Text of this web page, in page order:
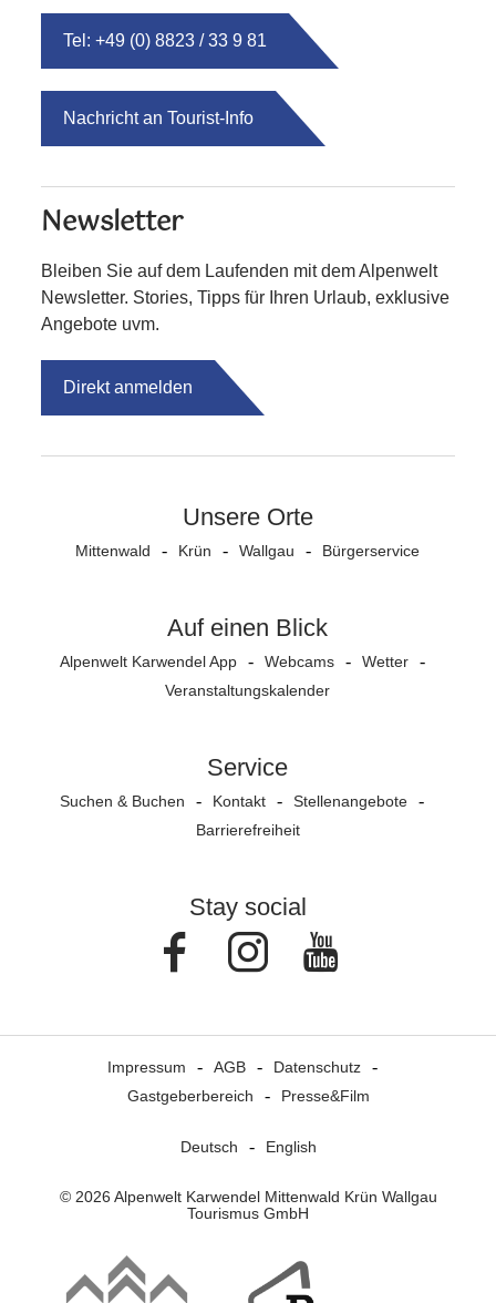
Tel: +49 (0) 8823 / 33 9 81
Nachricht an Tourist-Info
Newsletter
Bleiben Sie auf dem Laufenden mit dem Alpenwelt
Newsletter. Stories, Tipps für Ihren Urlaub, exklusive
Angebote uvm.
Direkt anmelden
Unsere Orte
Mittenwald Krün Wallgau Bürgerservice
Auf einen Blick
Alpenwelt Karwendel App Webcams
Wetter
Veranstaltungs­kalender
Service
Suchen & Buchen Kontakt
Stellenangebote
Barrierefreiheit
Stay social
FacebookInstagram
Impressum AGB
Datenschutz
Gastgeberbereich
Presse&Film
Deutsch English
© 2026 Alpenwelt Karwendel Mittenwald Krün Wallgau
Tourismus GmbH